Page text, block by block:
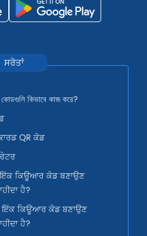
ਸਰੋਤਾਂ
কিভাবে কাজ করে?
QR ਕੋਡ
ਕਿਊਆਰ ਕੋਡ ਬਣਾਉਣ
ਹੈ?
ਇੱਕ ਕਿਊਆਰ ਕੋਡ ਬਣਾਉਣ
ਹੈ?